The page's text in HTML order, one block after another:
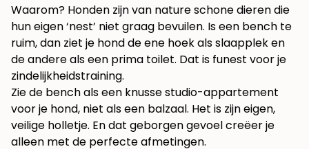
Waarom? Honden zijn van nature schone dieren die
hun eigen ‘nest’ niet graag bevuilen. Is een bench te
ruim, dan ziet je hond de ene hoek als slaapplek en
de andere als een prima toilet. Dat is funest voor je
zindelijkheidstraining.
Zie de bench als een knusse studio-appartement
voor je hond, niet als een balzaal. Het is zijn eigen,
veilige holletje. En dat geborgen gevoel creëer je
alleen met de perfecte afmetingen.